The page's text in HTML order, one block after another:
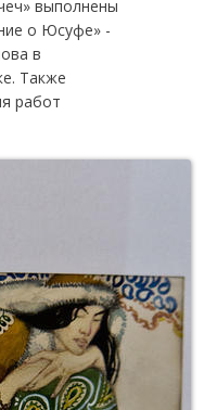
выполнены
о Юсуфе» -
в
Также
работ